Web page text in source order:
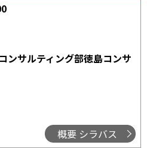
ンサルティング部徳島コンサ
概要 シラバス